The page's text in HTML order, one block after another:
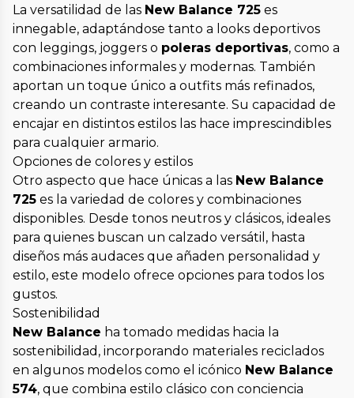
La versatilidad de las New Balance 725 es
innegable, adaptándose tanto a looks deportivos
con leggings, joggers o poleras deportivas, como a
combinaciones informales y modernas. También
aportan un toque único a outfits más refinados,
creando un contraste interesante. Su capacidad de
encajar en distintos estilos las hace imprescindibles
para cualquier armario.
Opciones de colores y estilos
Otro aspecto que hace únicas a las New Balance
725 es la variedad de colores y combinaciones
disponibles. Desde tonos neutros y clásicos, ideales
para quienes buscan un calzado versátil, hasta
diseños más audaces que añaden personalidad y
estilo, este modelo ofrece opciones para todos los
gustos.
Sostenibilidad
New Balance ha tomado medidas hacia la
sostenibilidad, incorporando materiales reciclados
en algunos modelos como el icónico New Balance
574, que combina estilo clásico con conciencia